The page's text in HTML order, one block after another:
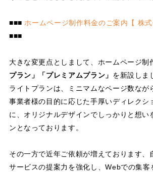
■■■ ホームページ制作料金のご案内【 株式
■■■
大きな変更点としまして、ホームページ制
プラン」「プレミアムプラン」 を新設しま
ライトプランは、ミニマムなページ数なが
事業者様の目的に応じた手厚いディレクシ
に、オリジナルデザインでしっかりと想い
ンとなっております。
その一方で近年ご依頼が増えております、
サービスの提案力を強化し、Webでの集客